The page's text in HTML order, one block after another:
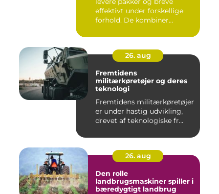
effektivt under forskellige
forhold. De kombiner...
26. aug
Fremtidens
militærkøretøjer og deres
teknologi
Fremtidens militærkøretøjer
er under hastig udvikling,
drevet af teknologiske fr...
26. aug
Den rolle
landbrugsmaskiner spiller i
bæredygtigt landbrug